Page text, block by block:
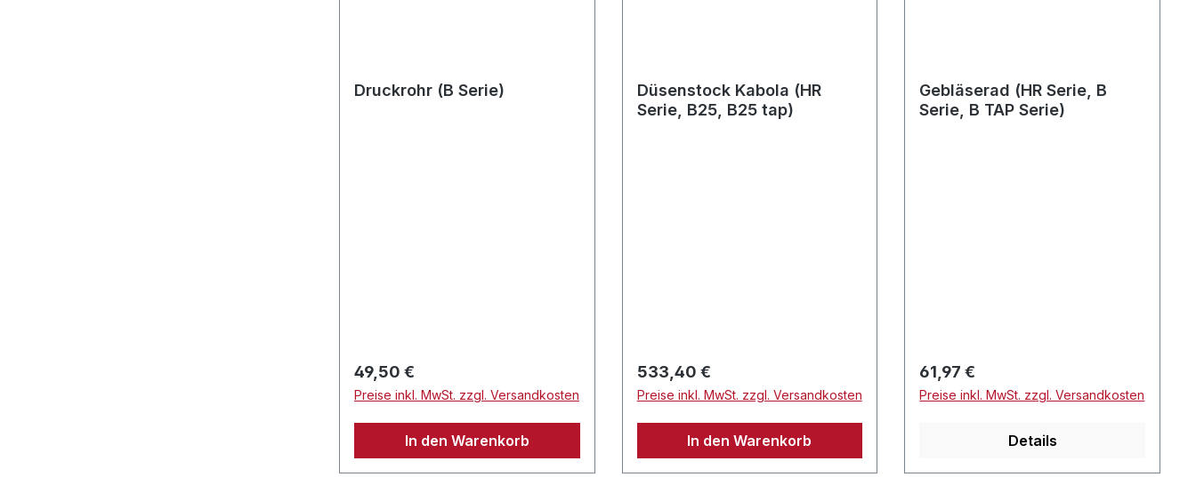
Druckrohr (B Serie)
Regulärer Preis:
49,50 €
Preise inkl. MwSt. zzgl. Versandkosten
In den Warenkorb
Düsenstock Kabola (HR
Serie, B25, B25 tap)
Regulärer Preis:
533,40 €
Preise inkl. MwSt. zzgl. Versandkosten
In den Warenkorb
Gebläserad (HR Serie, B
Serie, B TAP Serie)
Regulärer Preis:
61,97 €
Preise inkl. MwSt. zzgl. Versandkosten
Details